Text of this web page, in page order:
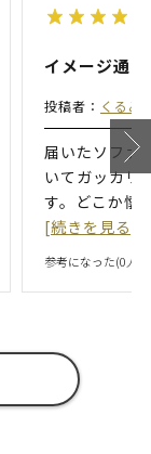
イメージ通
投稿者： くるみ
届いたソファ
いてガッカリ
す。どこか懐
[続きを見る]
参考になった(0人)